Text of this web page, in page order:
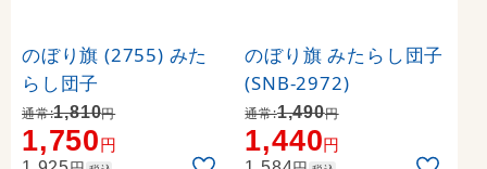
のぼり旗 (2755) みた
らし団子
通常:1,810円
1,750円
のぼり旗 みたらし団子
(SNB-2972)
通常:1,490円
1,440円